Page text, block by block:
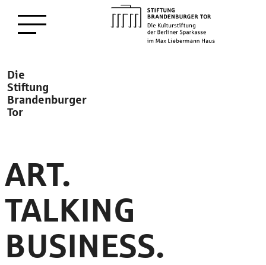
Hauptinhalt
Die
Stiftung
Brandenburger
Tor
ART.
TALKING
BUSINESS.